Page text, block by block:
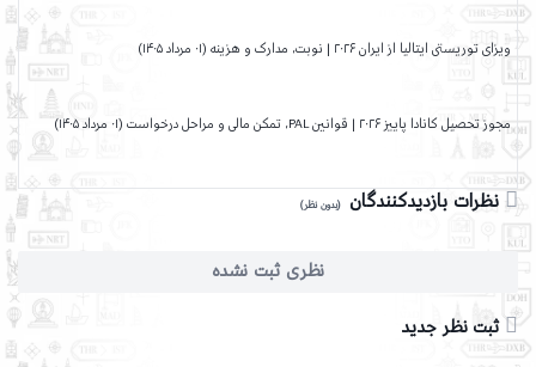
ویزای توریستی ایتالیا از ایران ۲۰۲۶ | نوبت، مدارک و هزینه (۰۱ مرداد ۱۴۰۵)
مجوز تحصیل کانادا پاییز ۲۰۲۶ | قوانین PAL، تمکن مالی و مراحل درخواست (۰۱ مرداد ۱۴۰۵)
نظرات بازدیدکنندگان (بدون نظر)
نظری ثبت نشده
ثبت نظر جدید